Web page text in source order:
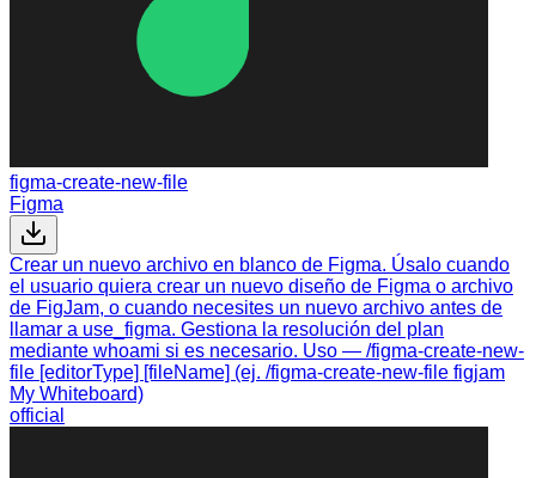
figma-create-new-file
Figma
Crear un nuevo archivo en blanco de Figma. Úsalo cuando
el usuario quiera crear un nuevo diseño de Figma o archivo
de FigJam, o cuando necesites un nuevo archivo antes de
llamar a use_figma. Gestiona la resolución del plan
mediante whoami si es necesario. Uso — /figma-create-new-
file [editorType] [fileName] (ej. /figma-create-new-file figjam
My Whiteboard)
official